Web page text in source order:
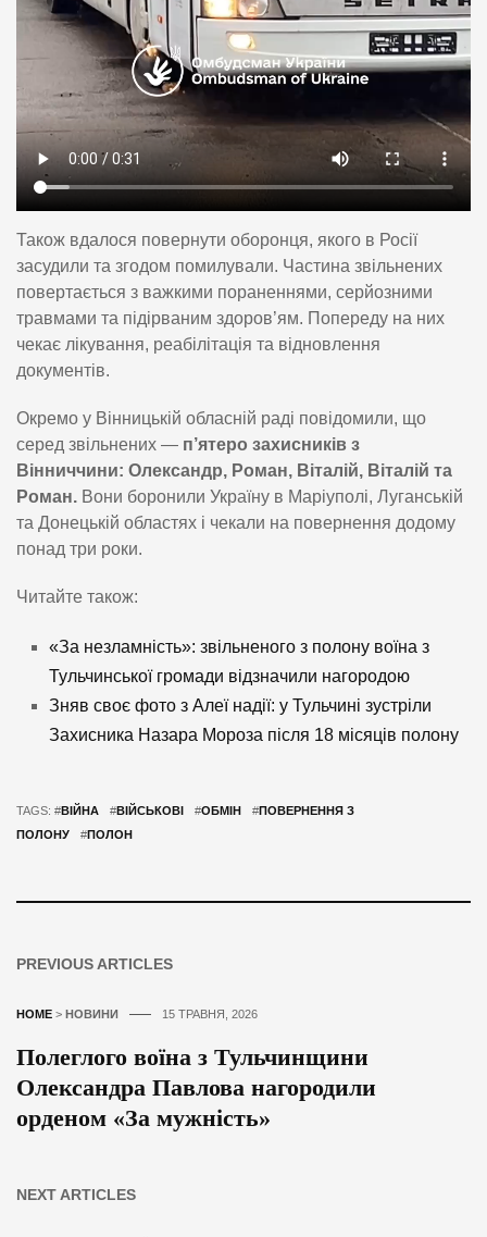
Також вдалося повернути оборонця, якого в Росії
засудили та згодом помилували. Частина звільнених
повертається з важкими пораненнями, серйозними
травмами та підірваним здоров’ям. Попереду на них
чекає лікування, реабілітація та відновлення
документів.
Окремо у Вінницькій обласній раді повідомили, що
серед звільнених — п’ятеро захисників з
Вінниччини: Олександр, Роман, Віталій, Віталій та
Роман. Вони боронили Україну в Маріуполі, Луганській
та Донецькій областях і чекали на повернення додому
понад три роки.
Читайте також:
«За незламність»: звільненого з полону воїна з
Тульчинської громади відзначили нагородою
Зняв своє фото з Алеї надії: у Тульчині зустріли
Захисника Назара Мороза після 18 місяців полону
TAGS: #ВІЙНА #ВІЙСЬКОВІ #ОБМІН #ПОВЕРНЕННЯ З
ПОЛОНУ
#ПОЛОН
PREVIOUS ARTICLES
HOME > НОВИНИ 15 ТРАВНЯ, 2026
Полеглого воїна з Тульчинщини
Олександра Павлова нагородили
орденом «За мужність»
NEXT ARTICLES